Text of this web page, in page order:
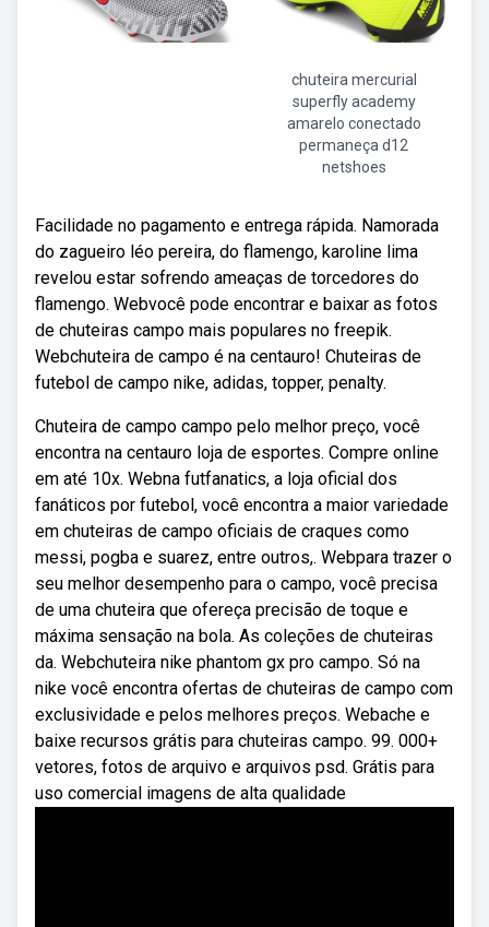
chuteira mercurial
superfly academy
amarelo conectado
permaneça d12
netshoes
Facilidade no pagamento e entrega rápida. Namorada
do zagueiro léo pereira, do flamengo, karoline lima
revelou estar sofrendo ameaças de torcedores do
flamengo. Webvocê pode encontrar e baixar as fotos
de chuteiras campo mais populares no freepik.
Webchuteira de campo é na centauro! Chuteiras de
futebol de campo nike, adidas, topper, penalty.
Chuteira de campo campo pelo melhor preço, você
encontra na centauro loja de esportes. Compre online
em até 10x. Webna futfanatics, a loja oficial dos
fanáticos por futebol, você encontra a maior variedade
em chuteiras de campo oficiais de craques como
messi, pogba e suarez, entre outros,. Webpara trazer o
seu melhor desempenho para o campo, você precisa
de uma chuteira que ofereça precisão de toque e
máxima sensação na bola. As coleções de chuteiras
da. Webchuteira nike phantom gx pro campo. Só na
nike você encontra ofertas de chuteiras de campo com
exclusividade e pelos melhores preços. Webache e
baixe recursos grátis para chuteiras campo. 99. 000+
vetores, fotos de arquivo e arquivos psd. Grátis para
uso comercial imagens de alta qualidade